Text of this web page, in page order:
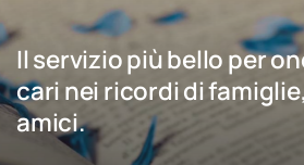
Il servizio più bello per
cari nei ricordi di
amici.